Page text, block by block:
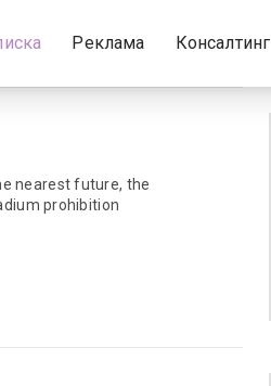
Реклама Консалтинг
nearest future, the
prohibition